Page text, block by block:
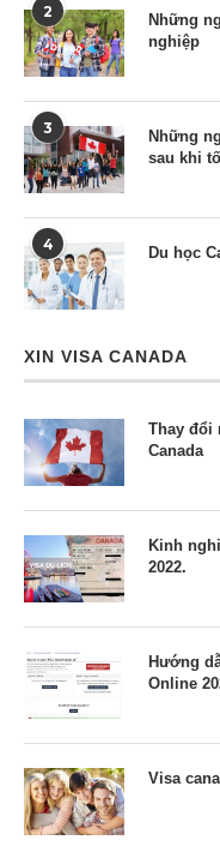
2
Những
nghiệp
3
Những
sau khi
4
Du học
XIN VISA CANADA
Thay đổi
Canada
Kinh
2022.
Hướng
Online
Visa